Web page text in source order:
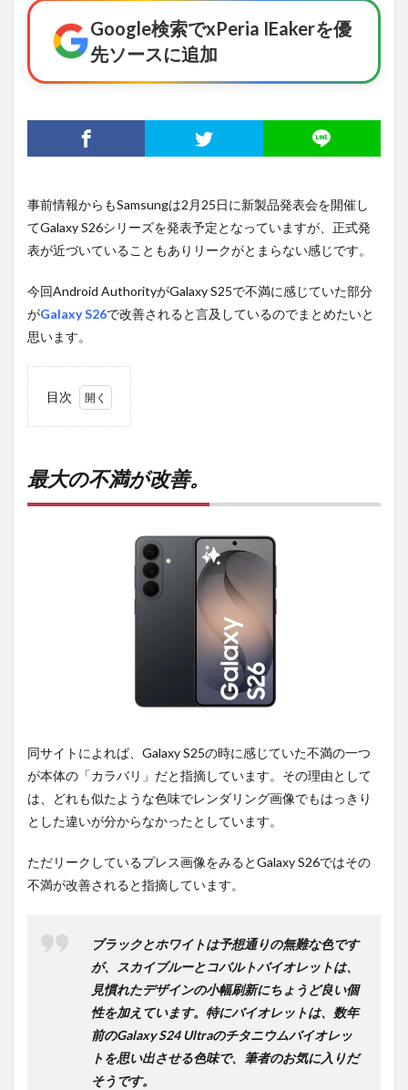
Google検索でxPeria IEakerを優
先ソースに追加
事前情報からもSamsungは2月25日に新製品発表会を開催し
てGalaxy S26シリーズを発表予定となっていますが、正式発
表が近づいていることもありリークがとまらない感じです。
今回Android AuthorityがGalaxy S25で不満に感じていた部分
がGalaxy S26で改善されると言及しているのでまとめたいと
思います。
目次
満が
改
善。
要の
オン
ライ
ンシ
プが
す
め！
最大の不満が改善。
同サイトによれば、Galaxy S25の時に感じていた不満の一つ
が本体の「カラバリ」だと指摘しています。その理由として
は、どれも似たような色味でレンダリング画像でもはっきり
とした違いが分からなかったとしています。
ただリークしているプレス画像をみるとGalaxy S26ではその
不満が改善されると指摘しています。
ブラックとホワイトは予想通りの無難な色です
が、スカイブルーとコバルトバイオレットは、
見慣れたデザインの小幅刷新にちょうど良い個
性を加えています。特にバイオレットは、数年
前のGalaxy S24 Ultraのチタニウムバイオレッ
トを思い出させる色味で、筆者のお気に入りだ
そうです。